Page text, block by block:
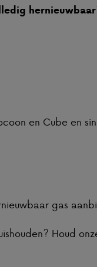
hernieuwbaar
en Cube en
gas
Houd